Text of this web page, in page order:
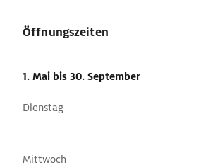
Öffnungszeiten
1. Mai bis 30. September
Dienstag
Mittwoch